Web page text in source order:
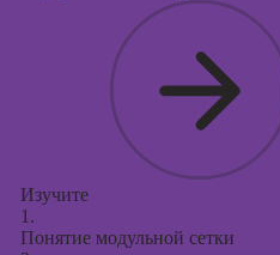
Изучите
1.
Понятие модульной сетки